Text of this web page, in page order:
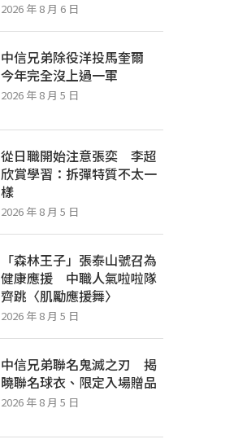
2026 年 8 月 6 日
中信兄弟除役洋投馬奎爾
今年完全沒上過一軍
2026 年 8 月 5 日
從日職開始注意張奕 李超
欣賞學習：拆彈特質不太一
樣
2026 年 8 月 5 日
「森林王子」張泰山號召為
健康應援 中職人氣啦啦隊
齊跳〈肌勵應援舞〉
2026 年 8 月 5 日
中信兄弟聯名鬼滅之刃 揭
曉聯名球衣、限定入場贈品
2026 年 8 月 5 日